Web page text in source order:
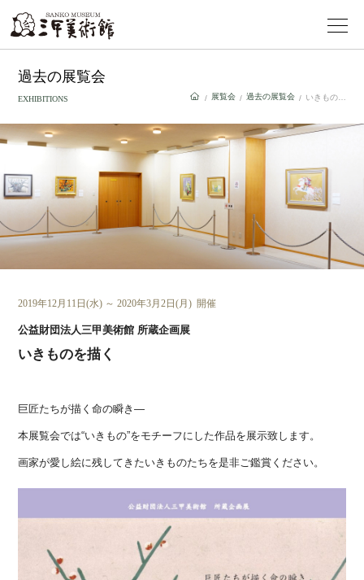
過去の展覧会
EXHIBITIONS / 展覧会/ 過去の展覧会/ いきものを描く
2019年12月11日(水) ～ 2020年3月2日(月) 開催
公益財団法人三甲美術館 所蔵企画展
いきものを描く
巨匠たちが描く命の瞬き―
本展覧会では“いきもの”をモチーフにした作品を展示致します。
画家が愛し絵に残してきたいきものたちを是非ご鑑賞ください。